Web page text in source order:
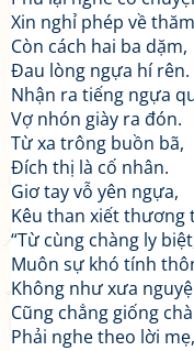
Xin nghỉ phép về
Còn cách hai ba dặm,
Đau lòng ngựa hí rên.
Nhận ra tiếng ngựa
Vợ nhón giày ra đón.
Từ xa trông buồn bã,
Đích thị là cố nhân.
Giơ tay vỗ yên ngựa,
Kêu than xiết thương
“Từ cùng chàng ly
Muôn sự khó tính
Không như xưa
Cũng chẳng giống
Phải nghe theo lời mẹ,